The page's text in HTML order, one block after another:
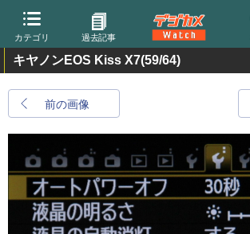
カテゴリ 過去記事
キヤノンEOS Kiss X7(59/64)
前の画像